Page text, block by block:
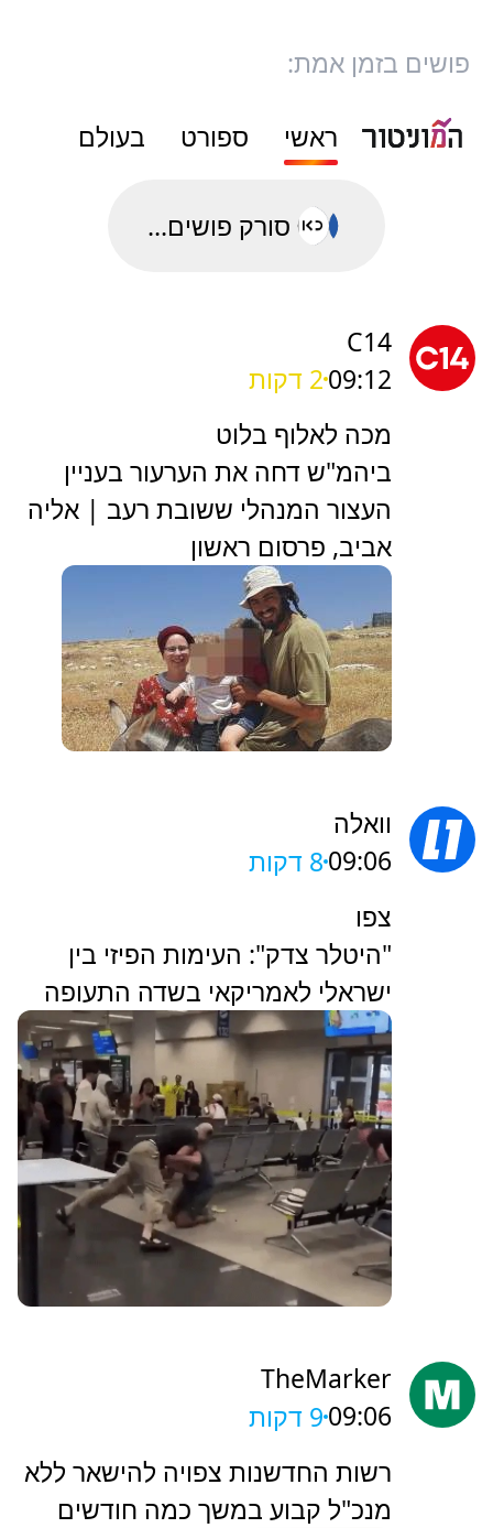
פושים בזמן אמת:
ראשי ספורט בעולם
סורק פושים...
C14
09:122 דקות
מכה לאלוף בלוט
ביהמ"ש דחה את הערעור בעניין
העצור המנהלי ששובת רעב | אליה
אביב, פרסום ראשון
וואלה
09:068 דקות
צפו
"היטלר צדק": העימות הפיזי בין
ישראלי לאמריקאי בשדה התעופה
TheMarker
09:069 דקות
‏רשות החדשנות צפויה להישאר ללא
מנכ"ל קבוע במשך כמה חודשים